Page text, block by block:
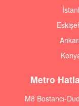
Metro
M8 Bostancı-